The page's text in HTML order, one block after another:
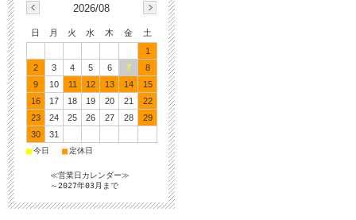
2026/08
日 月 火 水 木 金
土
1
2
3 4 5 6 7
8
9
10 11 12 13 14
15
16
17 18 19 20 21
22
23
24 25 26 27 28
29
30
31
■今日 ■定休日
≪営業日カレンダー≫
～2027年03月まで